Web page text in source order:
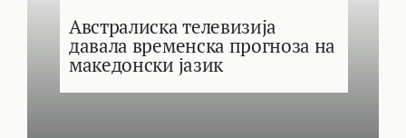
Австралиска телевизија
давала временска прогноза на
македонски јазик